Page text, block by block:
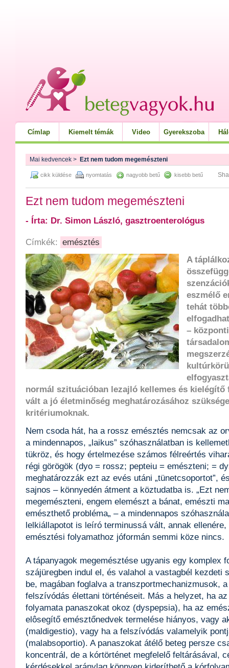
Címlap Kiemelt témák Video Gyerekszoba
Mai kedvencek > Ezt nem tudom megemészteni
cikk küldése nyomtatás nagyobb betű kisebb betű
Ezt nem tudom megemészteni
- Írta: Dr. Si­mon Lász­ló, gasztroenterológus
Címkék: emésztés
A
eszmélő
tehát
–
normál szituációban lezajló kellemes és kielégítő
vált a jó életminőség meghatározásához
kritériumoknak.
Nem csoda hát, ha a rossz emésztés nemcsak az
a mindennapos, „laikus” szóhasználatban is
tükröz, és hogy értelmezése számos félreértés
régi görögök (dyo = rossz; pepteiu = emészteni; =
meghatározzák ezt az evés utáni „tünetcsoportot”,
sajnos – könnyedén átment a köztudatba is. „Ezt
megemészteni, engem elemészt a bánat, emészti
emészthető probléma„ – a mindennapos
lelkiállapotot is leíró terminussá vált, annak
emésztési folyamathoz jóformán semmi köze nincs.
A tápanyagok megemésztése ugyanis egy komplex
szájüregben indul el, és valahol a vastagbél kezdeti
be, magában foglalva a transzportmechanizmusok,
felszívódás élettani történéseit. Más a helyzet, ha
folyamata panaszokat okoz (dyspepsia), ha az
elôsegítő emésztőnedvek termelése hiányos, vagy
(maldigestio), vagy ha a felszívódás valamelyik
(malabsoportio). A panaszokat átélő beteg persze
koncentrál, de a kórtörténet megfelelő feltárásával,